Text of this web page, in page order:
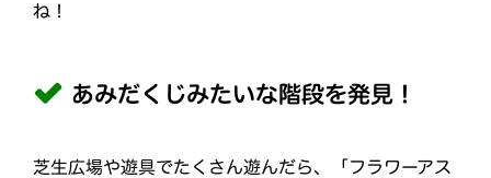
ね！
あみだくじみたいな階段を発見！
芝生広場や遊具でたくさん遊んだら、「フラワーアス